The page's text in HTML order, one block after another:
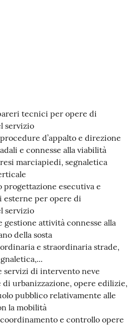
tecnici per opere di
servizio
d’appalto e direzione
e connesse alla viabilità
marciapiedi, segnaletica
progettazione esecutiva e
esterne per opere di
servizio
gestione attività connesse alla
della sosta
e straordinaria strade,
servizi di intervento neve
di urbanizzazione, opere edilizie,
pubblico relativamente alle
la mobilità
e controllo opere